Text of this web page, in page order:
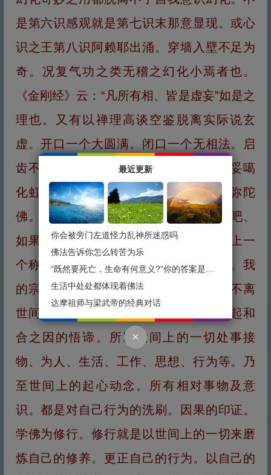
是第六识感观就是第七识末那意显现。或心
识之王第八识阿赖耶出涌。穿墙入壁不足为
奇。况复气功之类无稽之幻化小焉者也。
《金刚经》云：“凡所有相、皆是虚妄”如是之
理也。又有以禅理高谈空鉴脱离实际说玄
虚。开口一个大圆满。闭口一个无相法。启
齿不谈无上步。就求金刚圆满法、不求妥噶
化虹光。妄贪金刚喻定决。乃至念阿弥陀
佛。口称善。实际行为做坏事。说实话吧、
如果世间法的基本行为都不正。还算不上一
个称道好人。狂言妄求之心是没有用的。我
的宗旨是一句话。那就是佛法在世间。不离
世间觉。因为佛法是建立在世间六大缘起和
合之因的悟谛。所以世间上的一切处事接
物、为人、生活、工作、思想、行为等。乃
至世间上的起心动念。所有相对事物及意
识。都是对自己行为的洗刷。因果的印证。
学佛为修行。修行就是以世间上的一切来磨
炼自己的修养。更正自己的行为。以自己的
最近更新
你会被旁门左道怪力乱神所迷惑吗
佛法告诉你怎么转苦为乐
生活中处处都体现着佛法
达摩祖师与梁武帝的经典对话